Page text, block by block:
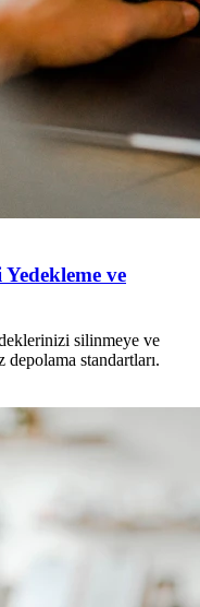
ve
silinmeye ve
standartları.